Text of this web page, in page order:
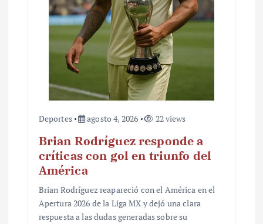
Deportes agosto 4, 2026 22 views
Brian Rodríguez responde a
críticas con gol en triunfo del
América
Brian Rodríguez reapareció con el América en el
Apertura 2026 de la Liga MX y dejó una clara
respuesta a las dudas generadas sobre su